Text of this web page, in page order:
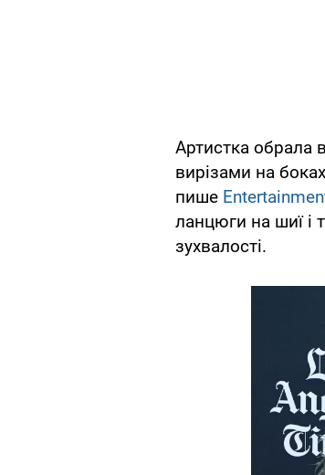
Артистка обрала
вирізами на
пише
ланцюги на шиї і
зухвалості.